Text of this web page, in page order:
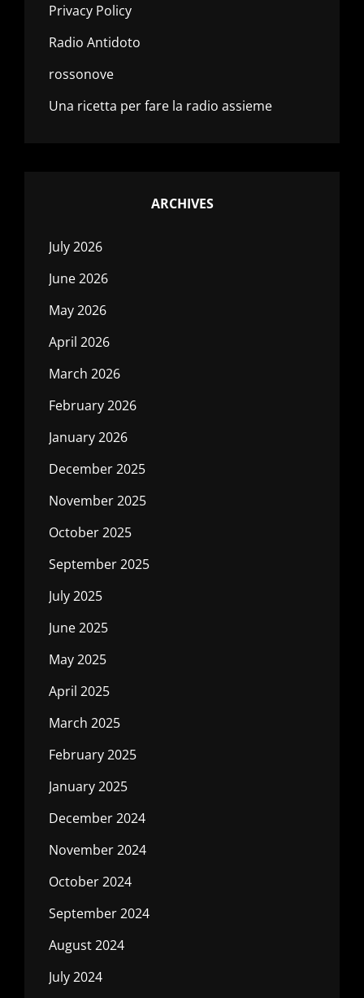
Privacy Policy
Radio Antidoto
rossonove
Una ricetta per fare la radio assieme
ARCHIVES
July 2026
June 2026
May 2026
April 2026
March 2026
February 2026
January 2026
December 2025
November 2025
October 2025
September 2025
July 2025
June 2025
May 2025
April 2025
March 2025
February 2025
January 2025
December 2024
November 2024
October 2024
September 2024
August 2024
July 2024